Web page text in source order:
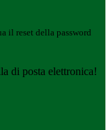
il reset della password
di posta elettronica!